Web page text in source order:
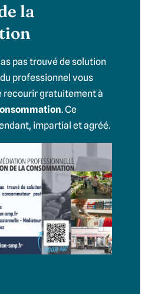
la
pas trouvé de solution
professionnel vous
recourir gratuitement à
. Ce
impartial et agréé.